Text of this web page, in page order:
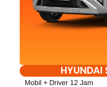
HYUNDAI
Mobil + Driver 12 Jam